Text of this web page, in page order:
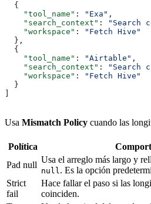
  {
    "tool_name"
: "Exa" ,
    "search_context"
: "Search
    "workspace"
:
"Fetch Hive"
  },
  {
    "tool_name"
: "Airtable" ,
    "search_context"
: "Search
    "workspace"
:
"Fetch Hive"
  }
Usa Mismatch Policy cuando las
Política
Pad null
Usa el arreglo más largo y
null. Es la opción
Strict
fail
Hace fallar el paso si las
coinciden.